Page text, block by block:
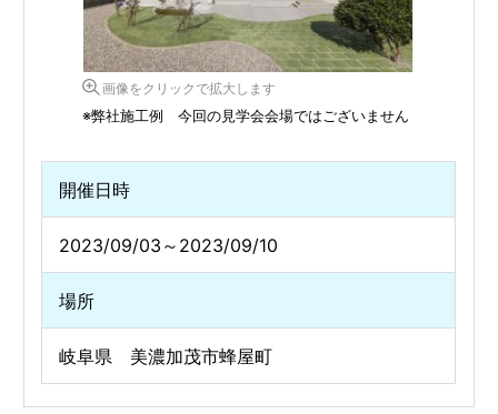
画像をクリックで拡大します
※弊社施工例 今回の見学会会場ではございません
開催日時
2023/09/03～2023/09/10
場所
岐阜県 美濃加茂市蜂屋町